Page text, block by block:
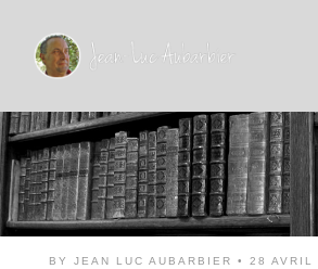
BY JEAN LUC AUBARBIER • 28 AVRIL